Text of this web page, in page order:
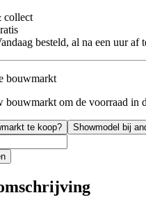
collect
besteld, al na een uur
bouwmarkt
bouwmarkt om de voorraad in
te koop? Showmodel bij